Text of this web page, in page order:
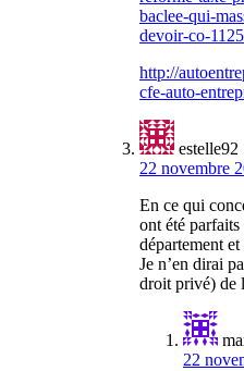
baclee-qui-
devoir-co-
http://
cfe-auto-
estelle92
22 novembre
En ce qui
ont été
département
Je n’en dirai
droit privé) de
22